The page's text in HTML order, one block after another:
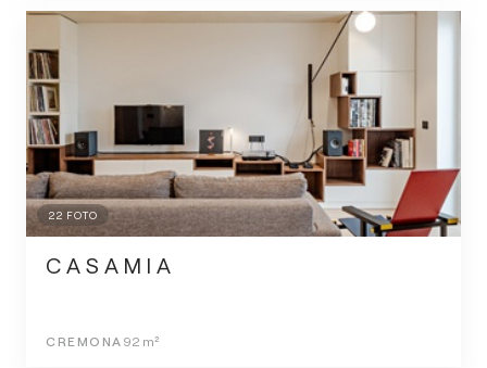
22 FOTO
C A S A M I A
CREMONA 92m²